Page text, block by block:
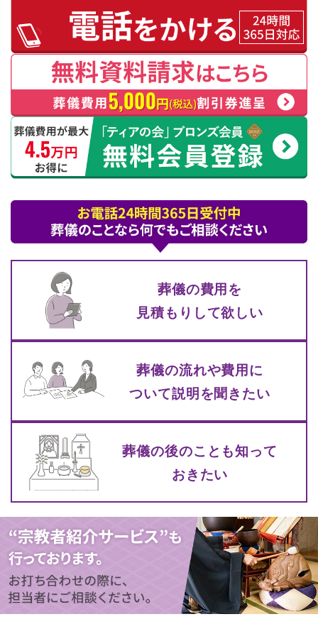
葬儀の費⽤を
⾒積もりして欲しい
葬儀の流れや費⽤に
ついて説明を聞きたい
葬儀の後のことも知って
おきたい